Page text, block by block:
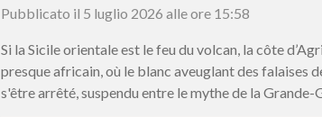
Pubblicato il 5 luglio 2026 alle ore 15:58
Si la Sicile orientale est le feu du volcan, la côte
presque africain, où le blanc aveuglant des falaises
s'être arrêté, suspendu entre le mythe de la